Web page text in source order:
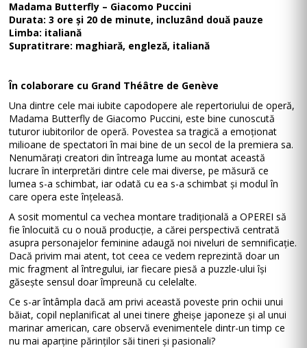
Madama Butterfly – Giacomo Puccini
Durata: 3 ore și 20 de minute, incluzând două pauze
Limba: italiană
Supratitrare: maghiară, engleză, italiană
În colaborare cu Grand Théâtre de Genève
Una dintre cele mai iubite capodopere ale repertoriului de operă,
Madama Butterfly de Giacomo Puccini, este bine cunoscută
tuturor iubitorilor de operă. Povestea sa tragică a emoționat
milioane de spectatori în mai bine de un secol de la premiera sa.
Nenumărați creatori din întreaga lume au montat această
lucrare în interpretări dintre cele mai diverse, pe măsură ce
lumea s-a schimbat, iar odată cu ea s-a schimbat și modul în
care opera este înțeleasă.
A sosit momentul ca vechea montare tradițională a OPEREI să
fie înlocuită cu o nouă producție, a cărei perspectivă centrată
asupra personajelor feminine adaugă noi niveluri de semnificație.
Dacă privim mai atent, tot ceea ce vedem reprezintă doar un
mic fragment al întregului, iar fiecare piesă a puzzle-ului își
găsește sensul doar împreună cu celelalte.
Ce s-ar întâmpla dacă am privi această poveste prin ochii unui
băiat, copil neplanificat al unei tinere gheișe japoneze și al unui
marinar american, care observă evenimentele dintr-un timp ce
nu mai aparține părinților săi tineri și pasionali?